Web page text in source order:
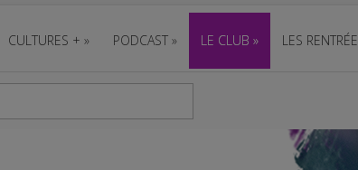
CULTURES + » PODCAST » LE CLUB » LES